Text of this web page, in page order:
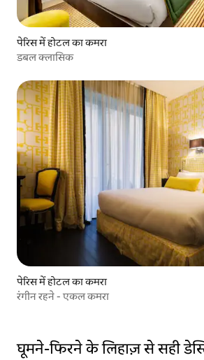
पेरिस में होटल का कमरा
डबल क्लासिक
पेरिस में होटल का कमरा
रंगीन रहने - एकल कमरा
घूमने-फिरने के लिहाज़ से सही